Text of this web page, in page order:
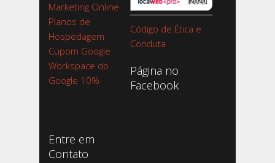
Marketing Online
Planos de
Hospedagem
Cupom Google
Workspace do
Google 10%
Código de Ética e
Conduta
Página no
Facebook
Entre em
Contato